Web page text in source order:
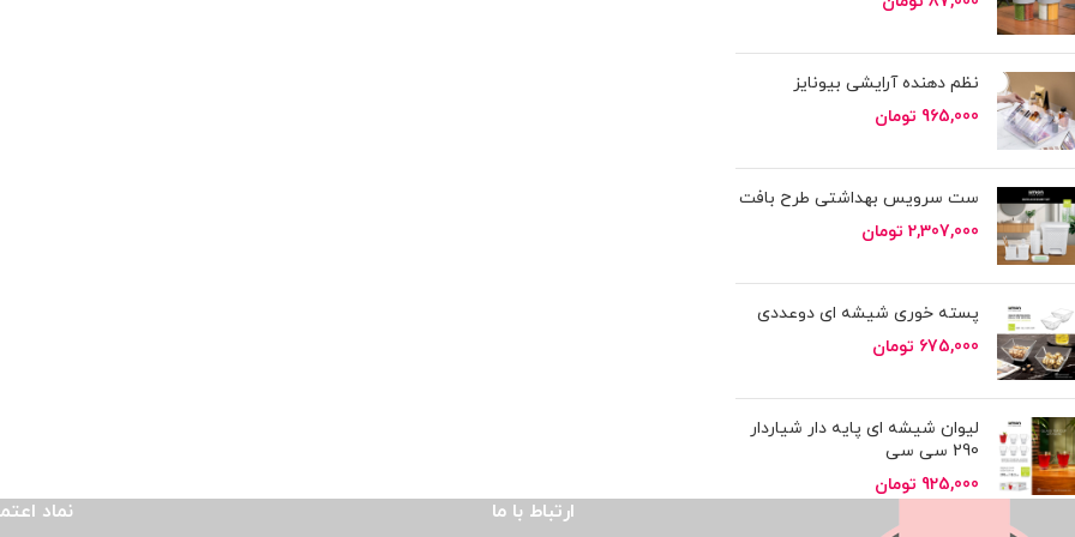
نظم دهنده آرایشی بیونایز
965,000 تومان
ست سرویس بهداشتی طرح بافت
2,307,000 تومان
پسته خوری شیشه ای دوعددی
675,000 تومان
لیوان شیشه ای پایه دار شیاردار
290 سی سی
925,000 تومان
ارتباط با ما نماد